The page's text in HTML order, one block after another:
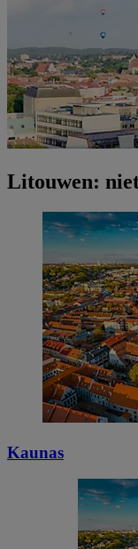
Litouwen:
Kaunas